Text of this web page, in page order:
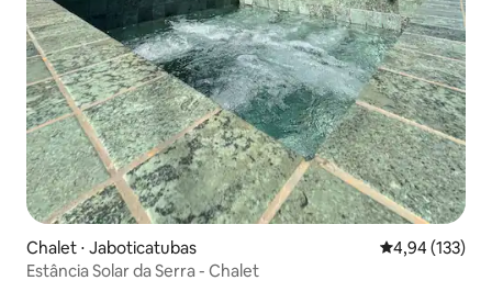
Chalet ⋅ Jaboticatubas Évaluation
4,94 (133)
Estância Solar da Serra - Chalet